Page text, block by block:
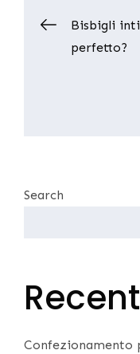
Post
Bisbigli
perfetto?
Search
Confezionamento